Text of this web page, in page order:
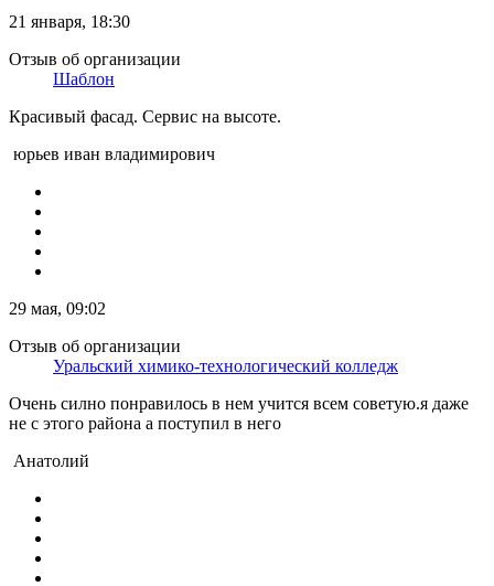
21 января, 18:30
Отзыв об организации
Шаблон
Красивый фасад. Сервис на высоте.
юрьев иван владимирович
29 мая, 09:02
Отзыв об организации
Уральский химико-технологический колледж
Очень силно понравилось в нем учится всем советую.я даже
не с этого района а поступил в него
Анатолий